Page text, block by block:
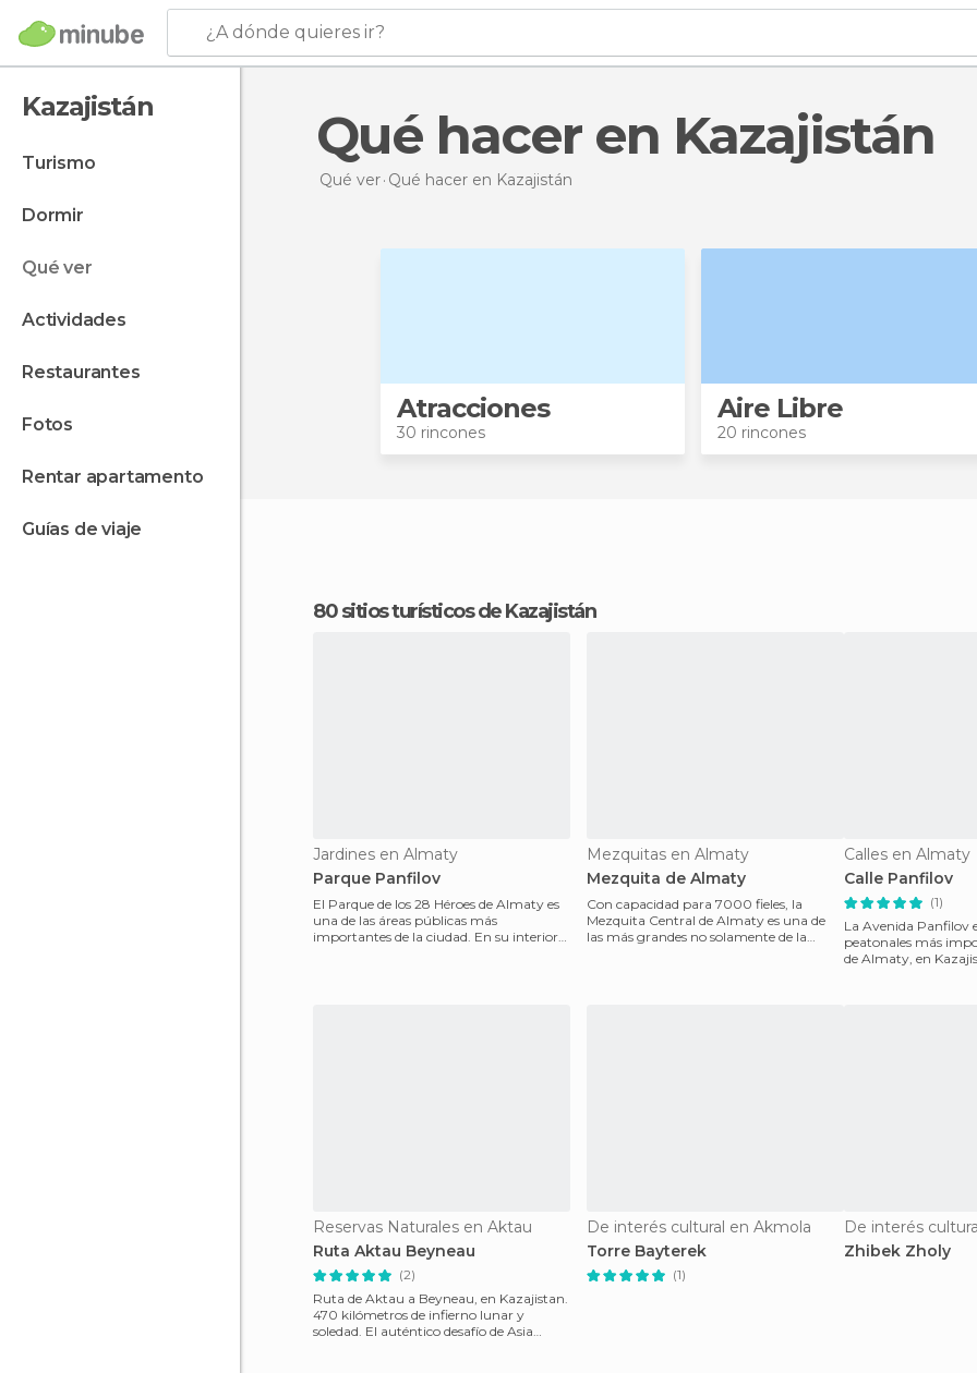
¿A dónde quieres ir?
Kazajistán
turismo
dormir
qué ver
actividades
restaurantes
fotos
rentar apartamento
guías de viaje
Qué hacer en Kazajistán
Qué ver Qué hacer en Kazajistán
Atracciones
30 rincones
Aire Libre
20 rincones
80 sitios turísticos de Kazajistán
Jardines en Almaty
Parque Panfilov
El Parque de los 28 Héroes de Almaty es
una de las áreas públicas más
importantes de la ciudad. En su interior
Mezquitas en Almaty
Mezquita de Almaty
Con capacidad para 7000 fieles, la
Mezquita Central de Almaty es una de
las más grandes no solamente de la
Calles en Almaty
Calle Panfilov
(1)
La Avenida Panfilov
peatonales más
de Almaty, en
Reservas Naturales en Aktau
Ruta Aktau Beyneau
(2)
Ruta de Aktau a Beyneau, en Kazajistan.
470 kilómetros de infierno lunar y
soledad. El auténtico desafío de Asia
De interés cultural en Akmola
Torre Bayterek
(1)
De interés
Zhibek Zholy